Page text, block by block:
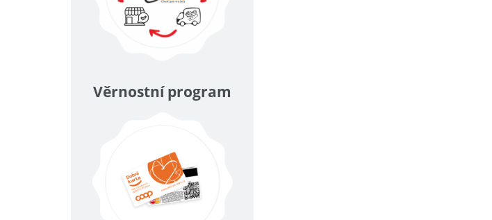
Věrnostní program